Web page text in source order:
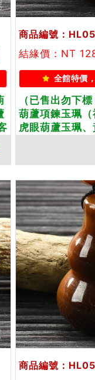
商品編號：
結緣價：NT
全館特價
（已售出勿下
葫蘆項鍊玉珮
虎眼葫蘆玉珮
鍊。★附東方翡
商品編號：